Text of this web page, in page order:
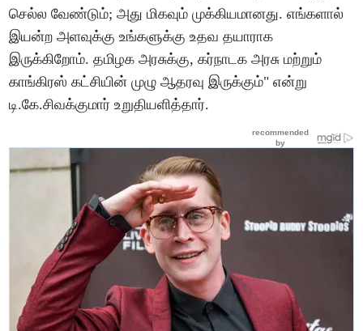
செல்ல வேண்டும்; அது மிகவும் முக்கியமானது. எங்களால்
இயன்ற அளவுக்கு உங்களுக்கு உதவ தயாராக
இருக்கிறோம். தமிழக அரசுக்கு, கர்நாடக அரசு மற்றும்
காங்கிரஸ் கட்சியின் முழு ஆதரவு இருக்கும்" என்று
டி.கே.சிவக்குமார் உறுதியளித்தார்.